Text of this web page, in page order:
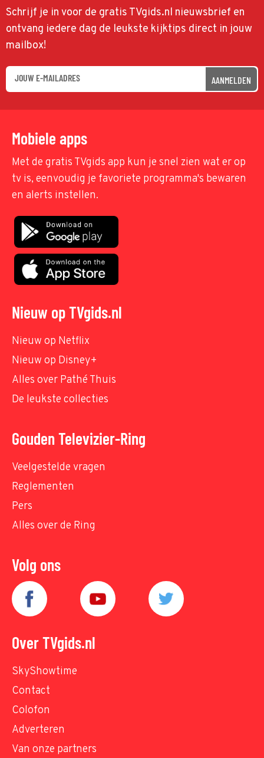
Schrijf je in voor de gratis TVgids.nl nieuwsbrief en
ontvang iedere dag de leukste kijktips direct in jouw
mailbox!
AANMELDEN
Mobiele apps
Met de gratis TVgids app kun je snel zien wat er op
tv is, eenvoudig je favoriete programma's bewaren
en alerts instellen.
Nieuw op TVgids.nl
Nieuw op Netflix
Nieuw op Disney+
Alles over Pathé Thuis
De leukste collecties
Gouden Televizier-Ring
Veelgestelde vragen
Reglementen
Pers
Alles over de Ring
Volg ons
Over TVgids.nl
SkyShowtime
Contact
Colofon
Adverteren
Van onze partners